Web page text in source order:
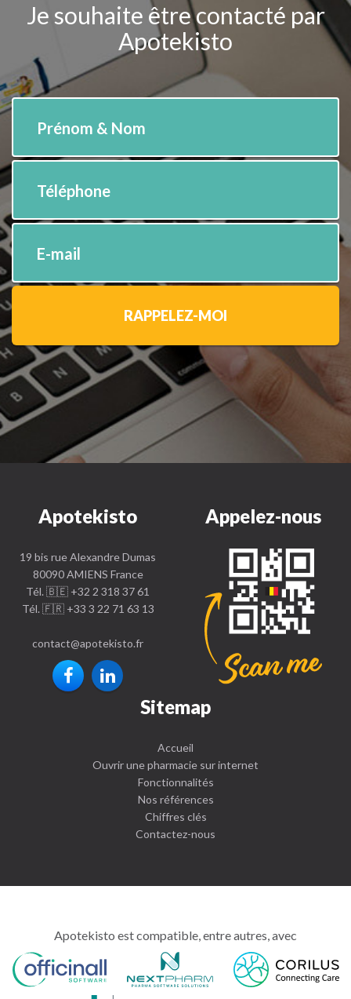
Je souhaite être contacté par
Apotekisto
Prénom & Nom
Téléphone
E-mail
RAPPELEZ-MOI
Apotekisto
19 bis rue Alexandre Dumas
80090 AMIENS France
Tél. 🇧🇪 +32 2 318 37 61
Tél. 🇫🇷 +33 3 22 71 63 13
contact@apotekisto.fr
Appelez-nous
Sitemap
Accueil
Ouvrir une pharmacie sur internet
Fonctionnalités
Nos références
Chiffres clés
Contactez-nous
Apotekisto est compatible, entre autres, avec